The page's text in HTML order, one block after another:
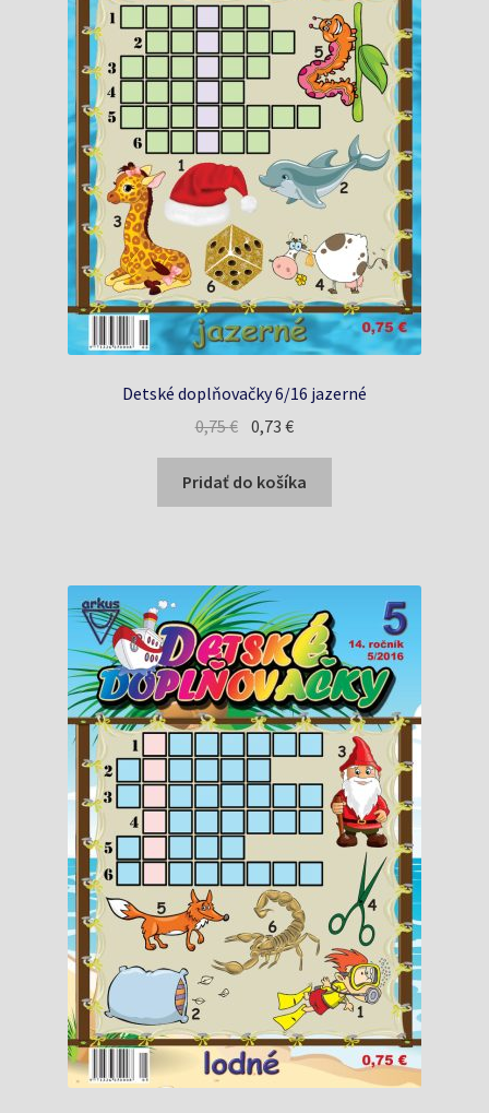
Detské doplňovačky 6/16 jazerné
0,75€ Pôvodná
cena
bola:
0,75 €.
0,73€Aktuálna
cena
je:
0,73 €.
Pridať do košíka